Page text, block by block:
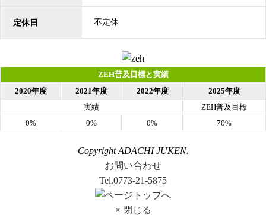
定休日 不定休
ZEH普及目標と実績
2020年度
2021年度 2022年度
2025年度
実績
ZEH普及目標
0%
0% 0% 70%
Copyright ADACHI JUKEN.
お問い合わせ
Tel.0773-21-5875
× 閉じる